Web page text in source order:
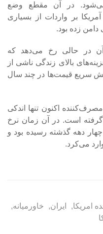
می‌شود. در آن مقطع وضع
بر واردات از بسیاری
دامن زده بود.
آن در حالی رخ می‌دهد که
بالای زندگی ناشی از
سریع قیمت‌ها در چند سال
اکنون تنها اندکی
سطح ژوئن ۲۰۲۲ قرار گرفته است. در آن زمان نرخ
چهار دهه گذشته رسیده بود و
می‌کرد.
امریکا, ایران, خاورمیانه,